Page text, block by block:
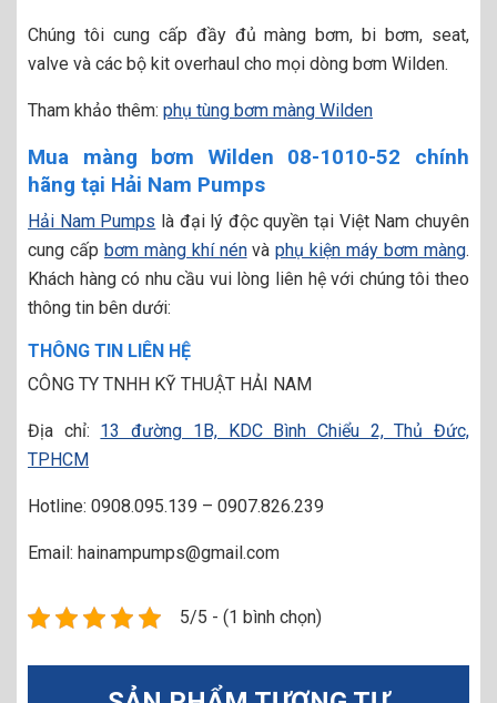
Chúng tôi cung cấp đầy đủ màng bơm, bi bơm, seat,
valve và các bộ kit overhaul cho mọi dòng bơm Wilden.
Tham khảo thêm: phụ tùng bơm màng Wilden
Mua màng bơm Wilden 08-1010-52 chính
hãng tại Hải Nam Pumps
Hải Nam Pumps là đại lý độc quyền tại Việt Nam chuyên
cung cấp bơm màng khí nénvàphụ kiện máy bơm màng.
Khách hàng có nhu cầu vui lòng liên hệ với chúng tôi theo
thông tin bên dưới:
THÔNG TIN LIÊN HỆ
CÔNG TY TNHH KỸ THUẬT HẢI NAM
Địa chỉ: 13 đường 1B, KDC Bình Chiểu 2, Thủ Đức,
TPHCM
Hotline: 0908.095.139 – 0907.826.239
Email: hainampumps@gmail.com
5/5 - (1 bình chọn)